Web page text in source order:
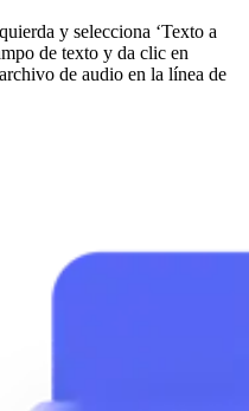
y selecciona ‘Texto a
de texto y da clic en
de audio en la línea de